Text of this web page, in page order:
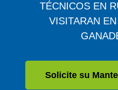
TÉCNICOS EN
VISITARAN
Solicite su